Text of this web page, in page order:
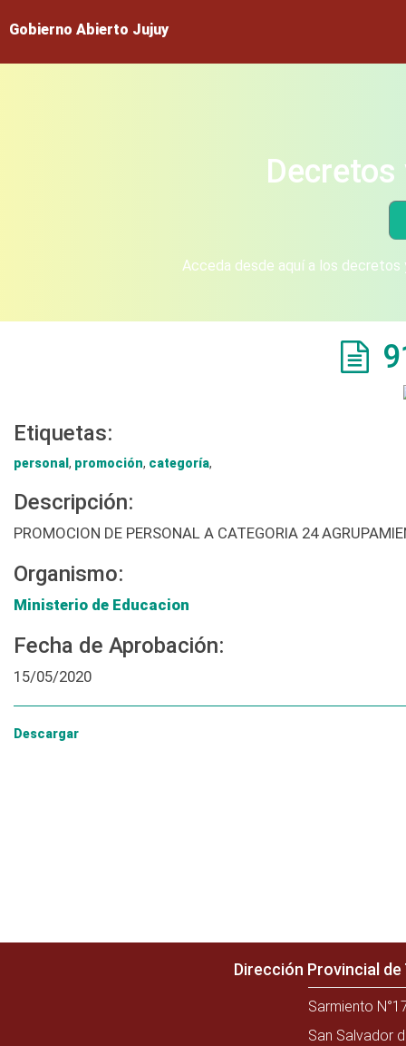
Gobierno Abierto Jujuy
Acceda desde aquí a los
Etiquetas:
personal , promoción, categoría,
Descripción:
PROMOCION DE PERSONAL A CATEGORIA 24
Organismo:
Ministerio de Educacion
Fecha de Aprobación:
15/05/2020
Descargar
Dirección Provincial
Sarmiento
San Salvador